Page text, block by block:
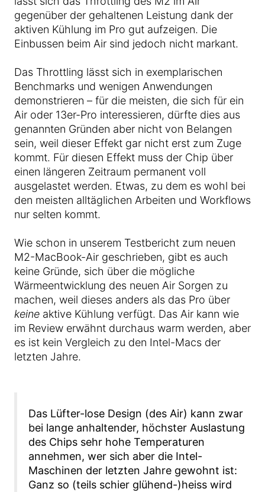
gegenüber der gehaltenen Leistung dank der
aktiven Kühlung im Pro gut aufzeigen. Die
Einbussen beim Air sind jedoch nicht markant.
Das Throttling lässt sich in exemplarischen
Benchmarks und wenigen Anwendungen
demonstrieren – für die meisten, die sich für ein
Air oder 13er-Pro interessieren, dürfte dies aus
genannten Gründen aber nicht von Belangen
sein, weil dieser Effekt gar nicht erst zum Zuge
kommt. Für diesen Effekt muss der Chip über
einen längeren Zeitraum permanent voll
ausgelastet werden. Etwas, zu dem es wohl bei
den meisten alltäglichen Arbeiten und Workflows
nur selten kommt.
Wie schon in unserem Testbericht zum neuen
M2-MacBook-Air geschrieben, gibt es auch
keine Gründe, sich über die mögliche
Wärmeentwicklung des neuen Air Sorgen zu
machen, weil dieses anders als das Pro über
keine aktive Kühlung verfügt. Das Air kann wie
im Review erwähnt durchaus warm werden, aber
es ist kein Vergleich zu den Intel-Macs der
letzten Jahre.
Das Lüfter-lose Design (des Air) kann zwar
bei lange anhaltender, höchster Auslastung
des Chips sehr hohe Temperaturen
annehmen, wer sich aber die Intel-
Maschinen der letzten Jahre gewohnt ist:
Ganz so (teils schier glühend-)heiss wird